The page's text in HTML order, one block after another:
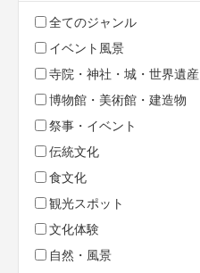
全てのジャンル
イベント風景
寺院・神社・城・世界遺産
博物館・美術館・建造物
祭事・イベント
伝統文化
食文化
観光スポット
文化体験
自然・風景